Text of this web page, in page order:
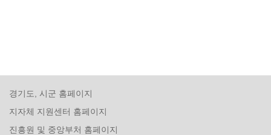
경기도, 시군 홈페이지
지자체 지원센터 홈페이지
진흥원 및 중앙부처 홈페이지